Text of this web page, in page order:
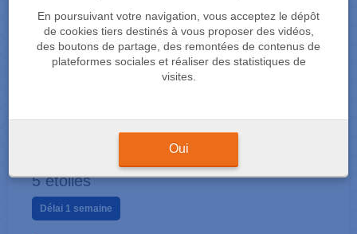
En poursuivant votre navigation, vous acceptez le dépôt
de cookies tiers destinés à vous proposer des vidéos,
des boutons de partage, des remontées de contenus de
plateformes sociales et réaliser des statistiques de
visites.
Oui
Chemises paquet de 100
5 étoiles
Délai 1 semaine